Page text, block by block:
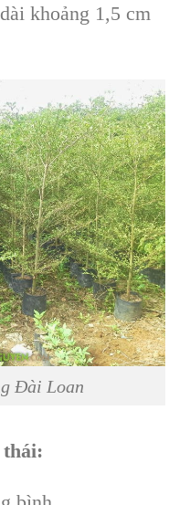
khoảng 1,5 cm
Đài Loan